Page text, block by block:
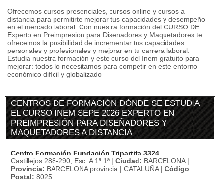
Ofrecemos cursos presenciales, cursos online y cursos a
distancia para permitirte mejorar tus capacidades y desempeño
en el mercado laboral. Con nuestra formación del CURSO DE
Experto en Preimpresion para Disenadores y Maquetadores te
ofrecemos la posibilidad de incrementar tus capacidades
personales y profesionales y mejorar en tu carrera laboral.
Estudia nuestra formación y este curso del Inem gratuito para
mejorar: todos lo necesitamos para competir en este entorno
económico difícil y globalizado
CENTROS DE FORMACIÓN DÓNDE SE ESTUDIA
EL CURSO INEM SEPE 2026 EXPERTO EN
PREIMPRESIÓN PARA DISEÑADORES Y
MAQUETADORES A DISTANCIA
Centro Formación Fundación Tripartita 3324
Castillejos 288-290, Esc. A 1ª 1ª | Ciudad: BARCELONA |
Provincia: BARCELONA provincia | CATALUÑA | Código
Postal: 8025